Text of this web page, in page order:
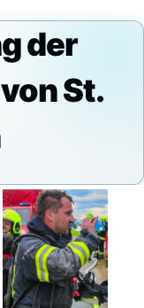
der
St.